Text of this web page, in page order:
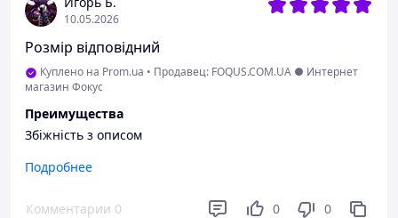
10.05.2026
Розмір відповідний
Куплено на Prom.ua • Продавец: FOQUS.COM.UA ● Интернет
магазин Фокус
Преимущества
Збіжність з описом
Недостатки
Подробнее
Комментарии 0 0 0